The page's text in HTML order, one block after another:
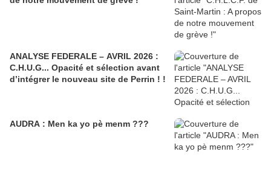
ANALYSE FEDERALE – AVRIL 2026 :
C.H.U.G... Opacité et sélection avant
d’intégrer le nouveau site de Perrin ! !
AUDRA : Men ka yo pè menm ???